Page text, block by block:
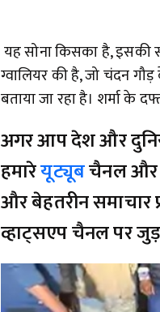
यह सोना किसका है, इसकी
ग्वालियर की है, जो चंदन
बताया जा रहा है। शर्मा के
अगर आप देश और
हमारेयूट्यूबचैनल और
और बेहतरीन समाचार
व्हाट्सएप चैनल पर